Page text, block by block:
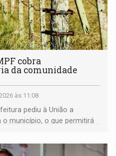
cobra
da comunidade
às 11:08
pediu à União a
município, o que permitirá